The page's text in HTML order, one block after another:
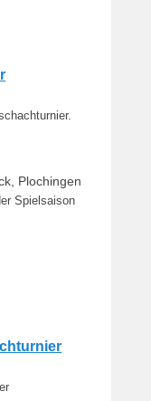
Plochingen
Spielsaison